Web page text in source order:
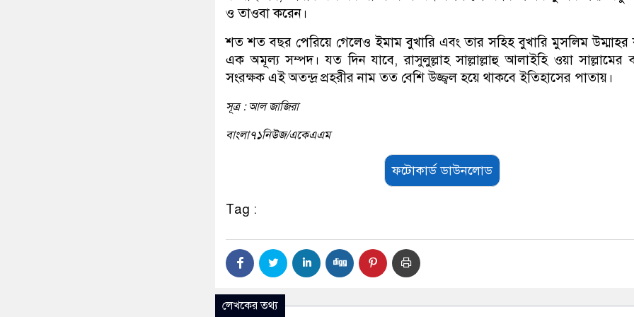
ও তাওবা করেন।
শত শত বছর পেরিয়ে গেলেও ইমাম বুখারি এবং তার সহিহ বুখারি মুসলিম উম্মাহর
এক অমূল্য সম্পদ। যত দিন যাবে, রাসুলুল্লাহ সাল্লাল্লাহু আলাইহি ওয়া সাল্লামের
সংরক্ষক এই অতন্দ্র প্রহরীর নাম তত বেশি উজ্জ্বল হয়ে থাকবে ইতিহাসের পাতায়।
সূত্র : আল জাজিরা
বাংলা৭১নিউজ/একেএএম
ফটোকার্ড ডাউনলোড
Tag :
লেখকের তথ্য